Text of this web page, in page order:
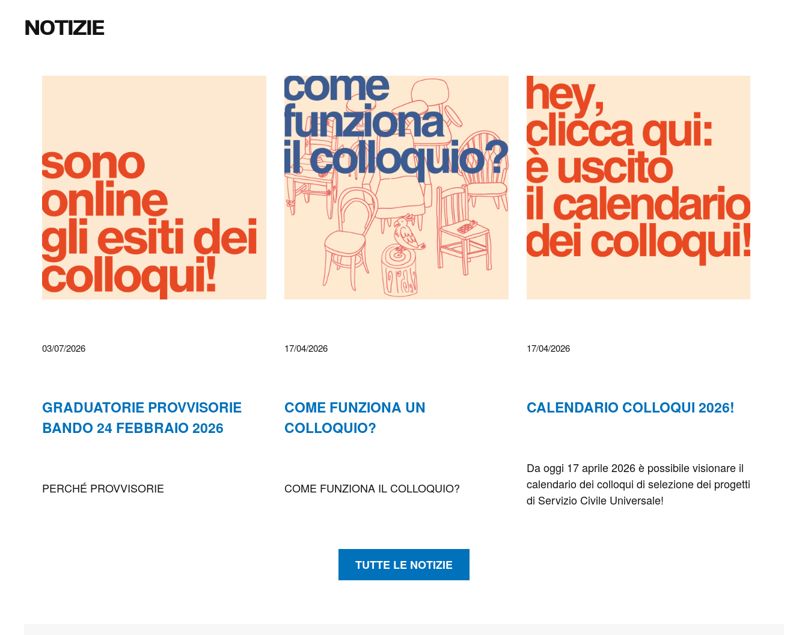
NOTIZIE
03/07/2026
GRADUATORIE PROVVISORIE
BANDO 24 FEBBRAIO 2026
PERCHÉ PROVVISORIE
17/04/2026
COME FUNZIONA UN
COLLOQUIO?
COME FUNZIONA IL COLLOQUIO?
17/04/2026
CALENDARIO COLLOQUI 2026!
Da oggi 17 aprile 2026 è possibile visionare il
calendario dei colloqui di selezione dei progetti
di Servizio Civile Universale!
TUTTE LE NOTIZIE